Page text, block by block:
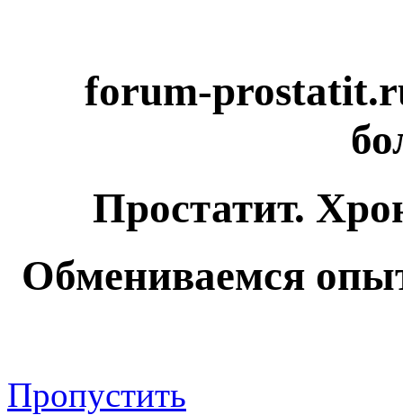
forum-
Простатит.
Обмениваемся
Пропустить